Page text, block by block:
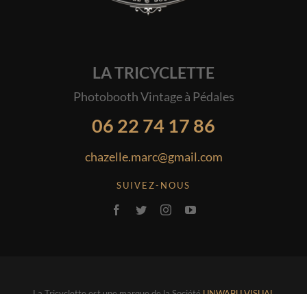
LA TRICYCLETTE
Photobooth Vintage à Pédales
06 22 74 17 86
chazelle.marc@gmail.com
SUIVEZ-NOUS